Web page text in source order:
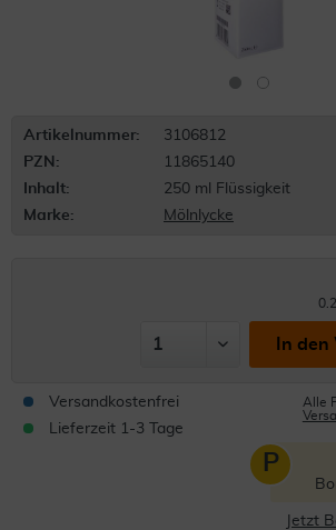
Artikelnummer:
3106812
PZN:
11865140
Inhalt:
250 ml Flüssigkeit
Marke:
Mölnlycke
In
Versandkostenfrei
Lieferzeit 1-3 Tage
Alle
P
Jetzt